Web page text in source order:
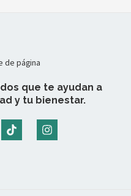
que te ayudan a
y tu bienestar.